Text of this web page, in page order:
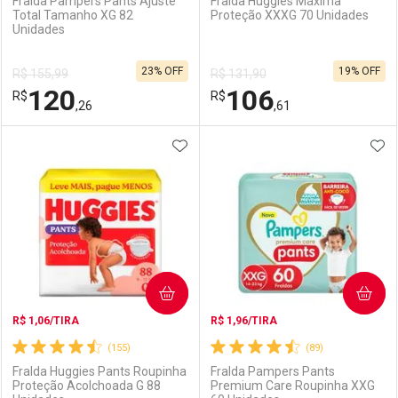
Comprar sem Desconto
Por R$ 92,90/cada
Comprar sem Desconto
Por R$ 92,90/cada
Comprar sem Desconto
Por R$ 118,54/cada
Comprar sem Desconto
Por R$ 118,54/cada
Total Tamanho XG 82
Unidades
R$ 155,99
R$120,26
23% OFF
Laboratório
Por Menos
Proteção XXXG 70 Unidades
R$ 131,90
R$106,61
19% OFF
Laboratório
Por Menos
(155)
R$ 1,06/TIRA
Fralda Huggies Pants Roupinha
Proteção Acolchoada G 88
ADICIONAR AOS FAVORITOS
COMPRAR
(89)
R$ 1,96/TIRA
Fralda Pampers Pants
Premium Care Roupinha XXG
COMPRAR